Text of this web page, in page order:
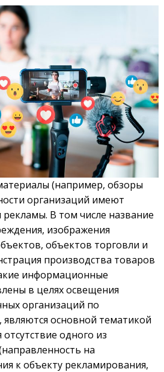
(например, обзоры
организаций имеют
В том числе название
изображения
объектов торговли и
производства товаров
информационные
в целях освещения
организаций по
являются основной тематикой
отсутствие одного из
на
к объекту рекламирования,